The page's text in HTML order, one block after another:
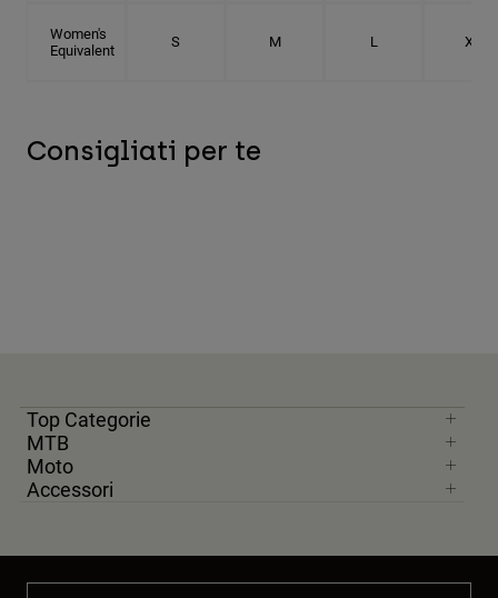
Women's
Equivalent
S M L XL
Consigliati per te
Top Categorie
MTB
Moto
Accessori